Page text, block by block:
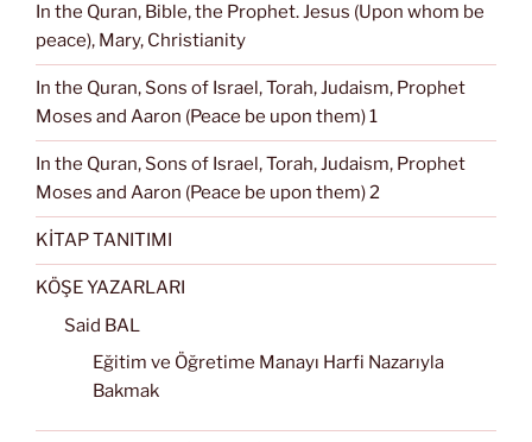
In the Quran, Bible, the Prophet. Jesus (Upon whom be
peace), Mary, Christianity
In the Quran, Sons of Israel, Torah, Judaism, Prophet
Moses and Aaron (Peace be upon them) 1
In the Quran, Sons of Israel, Torah, Judaism, Prophet
Moses and Aaron (Peace be upon them) 2
KİTAP TANITIMI
KÖŞE YAZARLARI
Said BAL
Eğitim ve Öğretime Manayı Harfi Nazarıyla
Bakmak